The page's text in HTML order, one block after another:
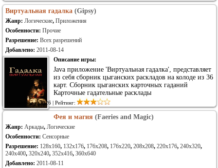
Виртуальная гадалка (Gipsy)
Жанр: Логические, Приложения
Особенности: Прочие
Разрешение: Всех разрешений
Добавлено: 2011-08-14
Описание игры:
Java приложение 'Виртуальная гадалка', представляет
из себя сборник цыганских раскладов на колоде из 36
карт. Сборник цыганских карточных гаданий
Карточные гадательные расклады
Просмотров: 13026 | Рейтинг:
Фея и магия (Faeries and Magic)
Жанр: Аркады, Логические
Особенности: Сенсорные
Разрешение: 128x160, 132x176, 176x208, 176x220, 208x208, 220x176, 240x320,
240x400, 320x240, 352x416, 360x640
Добавлено: 2011-08-11